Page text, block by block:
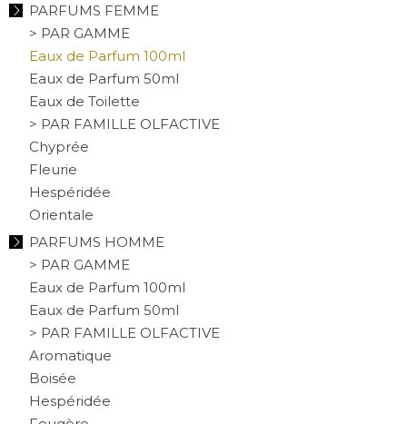
PARFUMS FEMME
> PAR GAMME
Eaux de Parfum 100ml
Eaux de Parfum 50ml
Eaux de Toilette
> PAR FAMILLE OLFACTIVE
Chyprée
Fleurie
Hespéridée
Orientale
PARFUMS HOMME
> PAR GAMME
Eaux de Parfum 100ml
Eaux de Parfum 50ml
> PAR FAMILLE OLFACTIVE
Aromatique
Boisée
Hespéridée